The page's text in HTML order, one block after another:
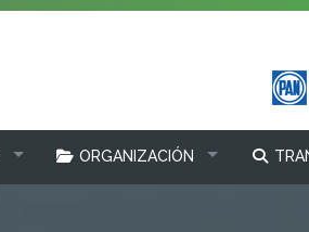
ORGANIZACIÓN